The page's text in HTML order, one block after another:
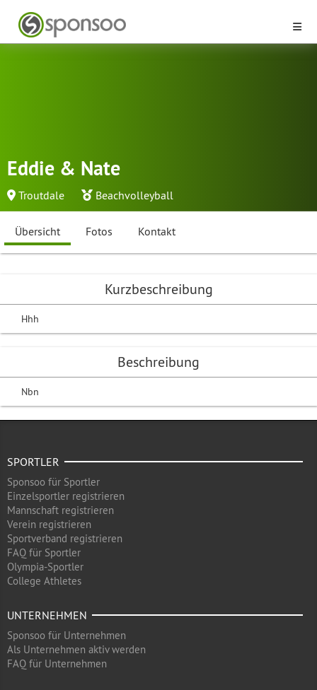
Eddie & Nate
Troutdale Beachvolleyball
Übersicht Fotos Kontakt
Kurzbeschreibung
Hhh
Beschreibung
Nbn
SPORTLER
Sponsoo für Sportler
Einzelsportler registrieren
Mannschaft registrieren
Verein registrieren
Sportverband registrieren
FAQ für Sportler
Olympia-Sportler
College Athletes
UNTERNEHMEN
Sponsoo für Unternehmen
Als Unternehmen aktiv werden
FAQ für Unternehmen